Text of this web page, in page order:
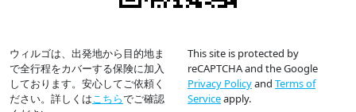
ウィルゴは、出発地から目的地ま
で全行程をカバーする保険に加入
しております。安心してご依頼く
ださい。詳しくはこちらでご確認
This site is protected by
reCAPTCHA and the Google
Privacy Policyand Terms of
Serviceapply.